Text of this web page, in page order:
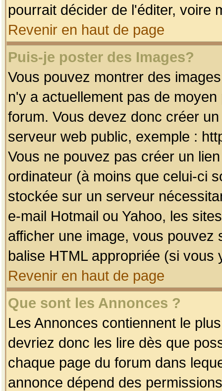
pourrait décider de l'éditer, voire
Revenir en haut de page
Puis-je poster des Images?
Vous pouvez montrer des
n'y a actuellement pas de
forum. Vous devez donc créer
serveur web public, exemple :
Vous ne pouvez pas créer un
ordinateur (à moins que celui-ci
stockée sur un serveur
e-mail Hotmail ou Yahoo, les
afficher une image, vous pouvez
balise HTML appropriée (si vous
Revenir en haut de page
Que sont les Annonces ?
Les Annonces contiennent le
devriez donc les lire dès que
chaque page du forum dans
annonce dépend des